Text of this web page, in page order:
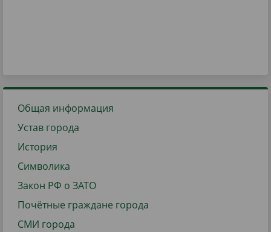
Общая информация
Устав города
История
Символика
Закон РФ о ЗАТО
Почётные граждане города
СМИ города